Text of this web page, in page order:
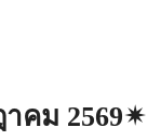
คม 2569✴︎